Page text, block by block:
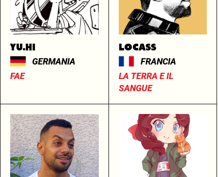
YU.HI
GERMANIA
FAE
LOCASS
FRANCIA
LA TERRA E IL
SANGUE